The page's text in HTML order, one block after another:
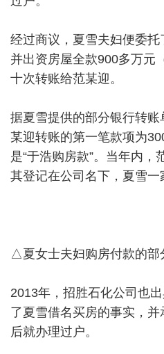
经过商议，夏雪夫妇便委托
并出资房屋全款900多万元
十次转账给范某迎。
据夏雪提供的部分银行转
某迎转账的第一笔款项为
是“于浩购房款”。当年内
其登记在公司名下，夏雪一
△夏女士夫妇购房付款的部
2013年，招胜石化公司也
了夏雪借名买房的事实，
后就办理过户。